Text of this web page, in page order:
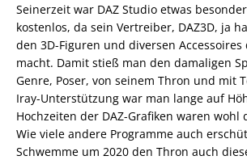
Seinerzeit war DAZ Studio etwas
kostenlos, da sein Vertreiber, DAZ3D, ja
den 3D-Figuren und diversen Accessoires
macht. Damit stieß man den damaligen
Genre, Poser, von seinem Thron und mit
Iray-Unterstützung war man lange auf
Hochzeiten der DAZ-Grafiken waren wohl
Wie viele andere Programme auch
Schwemme um 2020 den Thron auch